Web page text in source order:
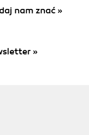
nam znać »
»